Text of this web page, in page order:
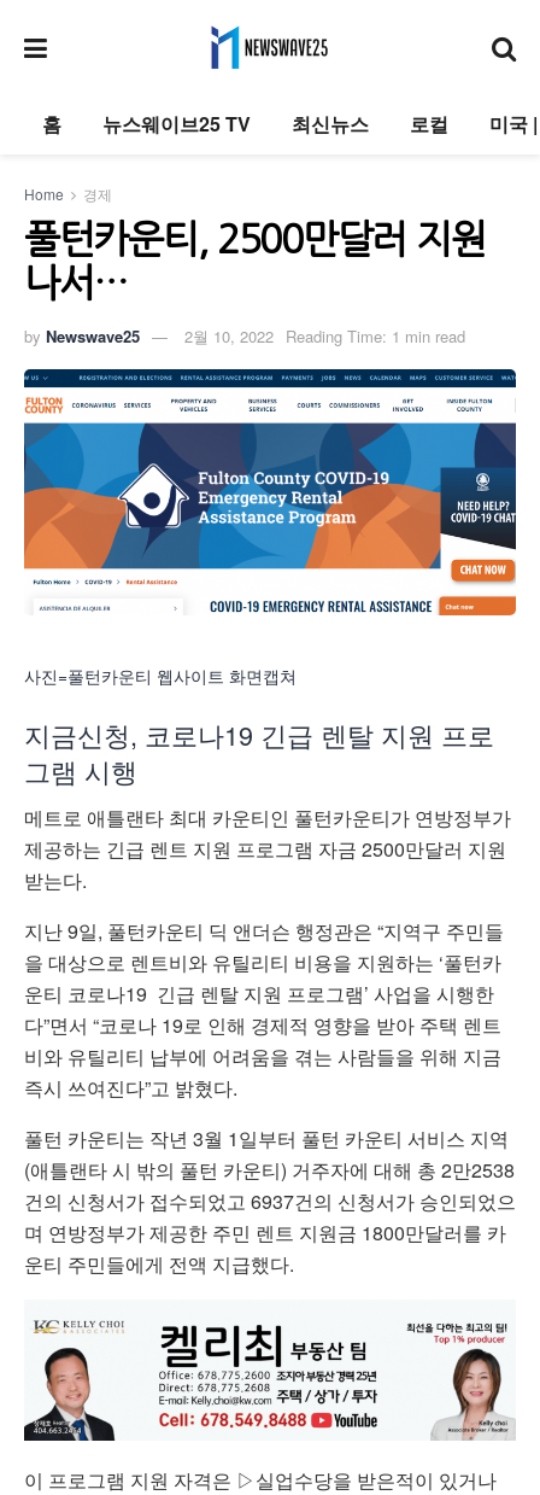
홈 뉴스웨이브25 TV 최신뉴스 로컬 미국
Home 경제
풀턴카운티, 2500만달러 지원
나서…
by Newswave25 2월 10, 2022 Reading Time: 1 min read
사진=풀턴카운티 웹사이트 화면캡쳐
지금신청, 코로나19 긴급 렌탈 지원 프로
그램 시행
메트로 애틀랜타 최대 카운티인 풀턴카운티가 연방정부가
제공하는 긴급 렌트 지원 프로그램 자금 2500만달러 지원
받는다.
지난 9일, 풀턴카운티 딕 앤더슨 행정관은 “지역구 주민들
을 대상으로 렌트비와 유틸리티 비용을 지원하는 ‘풀턴카
운티 코로나19 긴급 렌탈 지원 프로그램’ 사업을 시행한
다”면서 “코로나 19로 인해 경제적 영향을 받아 주택 렌트
비와 유틸리티 납부에 어려움을 겪는 사람들을 위해 지금
즉시 쓰여진다”고 밝혔다.
풀턴 카운티는 작년 3월 1일부터 풀턴 카운티 서비스 지역
(애틀랜타 시 밖의 풀턴 카운티) 거주자에 대해 총 2만2538
건의 신청서가 접수되었고 6937건의 신청서가 승인되었으
며 연방정부가 제공한 주민 렌트 지원금 1800만달러를 카
운티 주민들에게 전액 지급했다.
이 프로그램 지원 자격은 ▷실업수당을 받은적이 있거나